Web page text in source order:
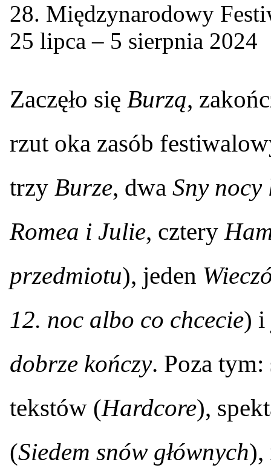
28. Międzynarodowy
25 lipca – 5 sierpnia 2024
Zaczęło się Burzą,
rzut oka zasób
trzy Burze, dwa Sny nocy
Romea i Julie, cztery
przedmiotu), jeden
12. noc albo co chcecie) i
dobrze kończy. Poza
tekstów (Hardcore),
(Siedem snów głównych),